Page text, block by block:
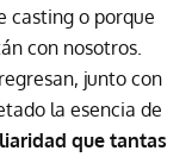
casting o porque
con nosotros.
junto con
la esencia de
que tantas